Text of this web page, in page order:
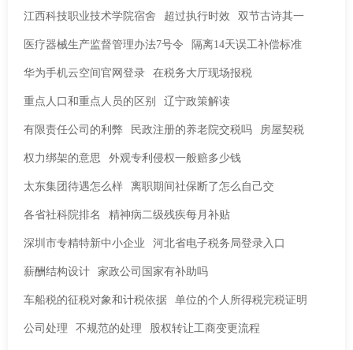
江西科技职业技术学院宿舍 超过执行时效 双节古诗其一
医疗器械生产监督管理办法7号令 隔离14天误工补偿标准
华为手机云空间官网登录 在税务大厅现场报税
重点人口和重点人员的区别 辽宁政策解读
有限责任公司的利弊 民政注册的养老院交税吗 房屋契税
权力绑架的意思 外观专利侵权一般赔多少钱
太东集团待遇怎么样 离职期间社保断了怎么自己交
各省社科院排名 精神病二级残疾每月补贴
深圳市专精特新中小企业 河北省电子税务局登录入口
薪酬结构设计 家政公司国家有补助吗
车船税的征税对象和计税依据 单位的个人所得税完税证明
公司处理 不规范的处理 股权转让工商变更流程